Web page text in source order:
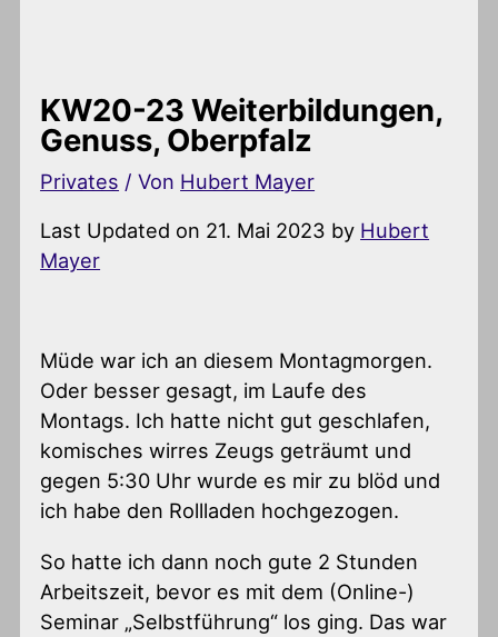
KW20-23 Weiterbildungen,
Genuss, Oberpfalz
Privates / Von Hubert Mayer
Last Updated on 21. Mai 2023 by Hubert
Mayer
Müde war ich an diesem Montagmorgen.
Oder besser gesagt, im Laufe des
Montags. Ich hatte nicht gut geschlafen,
komisches wirres Zeugs geträumt und
gegen 5:30 Uhr wurde es mir zu blöd und
ich habe den Rollladen hochgezogen.
So hatte ich dann noch gute 2 Stunden
Arbeitszeit, bevor es mit dem (Online-)
Seminar „Selbstführung“ los ging. Das war